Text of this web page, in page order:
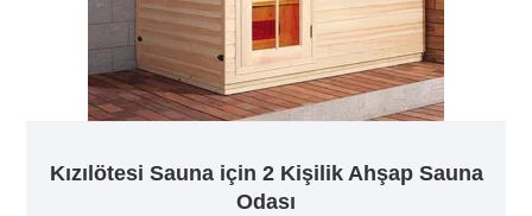
Kızılötesi Sauna için 2 Kişilik Ahşap Sauna
Odası